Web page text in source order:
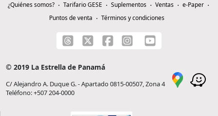
¿Quiénes somos? Tarifario GESE Suplementos Ventas
e-Paper
Puntos de venta
Términos y condiciones
© 2019 La Estrella de Panamá
C/ Alejandro A. Duque G. - Apartado 0815-00507, Zona 4
Teléfono: +507 204-0000